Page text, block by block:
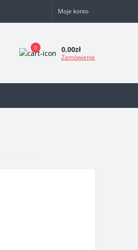
Moje konto
0 0,00zł
Zamówienie